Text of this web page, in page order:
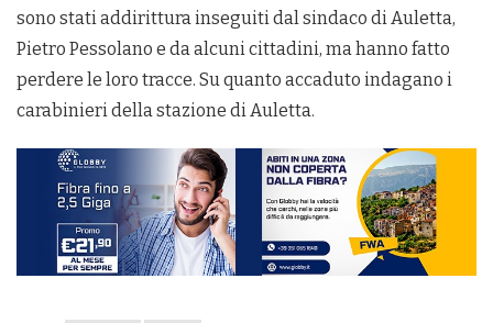
sono stati addirittura inseguiti dal sindaco di Auletta,
Pietro Pessolano e da alcuni cittadini, ma hanno fatto
perdere le loro tracce. Su quanto accaduto indagano i
carabinieri della stazione di Auletta.